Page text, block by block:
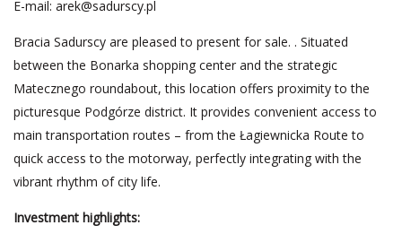
E-mail: arek@sadurscy.pl
Bracia Sadurscy are pleased to present for sale. . Situated
between the Bonarka shopping center and the strategic
Matecznego roundabout, this location offers proximity to the
picturesque Podgórze district. It provides convenient access to
main transportation routes – from the Łagiewnicka Route to
quick access to the motorway, perfectly integrating with the
vibrant rhythm of city life.
Investment highlights: